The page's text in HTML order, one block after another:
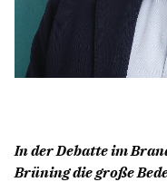
In der Debatte im
Brüning die große